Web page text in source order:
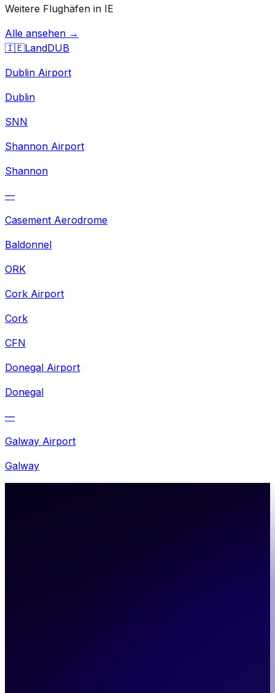
Weitere Flughäfen in IE
Alle ansehen →
🇮🇪LandDUB
Dublin Airport
Dublin
SNN
Shannon Airport
Shannon
—
Casement Aerodrome
Baldonnel
ORK
Cork Airport
Cork
CFN
Donegal Airport
Donegal
—
Galway Airport
Galway